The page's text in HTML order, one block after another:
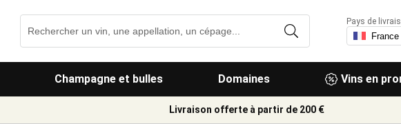
Champagne et bulles Domaines Vins en
Pays de
Livraison offerte à partir de 200 €